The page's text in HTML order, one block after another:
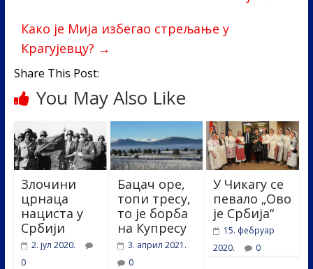
o
k
n
Како је Мија избегао стрељање у
Крагујевцу? →
Share This Post:
You May Also Like
Злочини
црнаца
нациста у
Србији
2. јул 2020.
0
Бацач оре,
топи тресу,
то је борба
на Купресу
3. април 2021.
0
У Чикагу се
певало „Ово
је Србија“
15. фебруар
2020.
0